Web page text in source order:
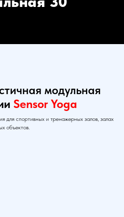
модульная
Sensor Yoga
спортивных и тренажерных залов, залах
объектов.